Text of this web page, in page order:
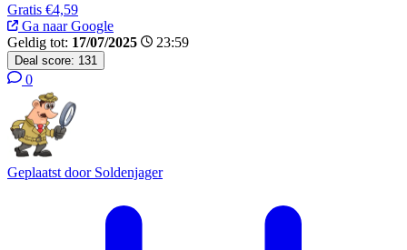
Gratis €4,59
Ga naar Google
Geldig tot: 17/07/2025 23:59
Deal score: 131
0
Geplaatst door Soldenjager